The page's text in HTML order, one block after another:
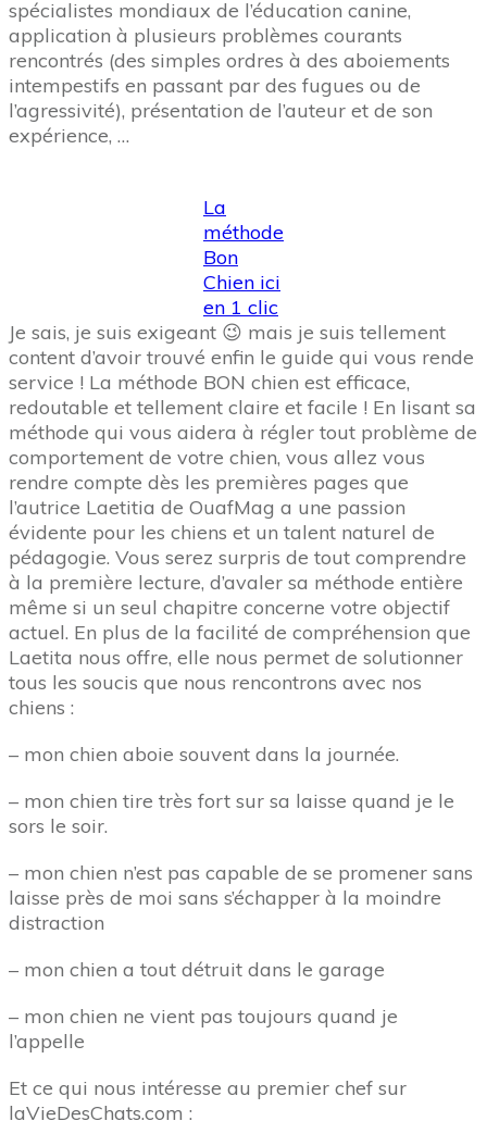
spécialistes mondiaux de l’éducation canine,
application à plusieurs problèmes courants
rencontrés (des simples ordres à des aboiements
intempestifs en passant par des fugues ou de
l’agressivité), présentation de l’auteur et de son
expérience, …
La
méthode
Bon
Chien ici
en 1 clic
Je sais, je suis exigeant 😉 mais je suis tellement
content d’avoir trouvé enfin le guide qui vous rende
service ! La méthode BON chien est efficace,
redoutable et tellement claire et facile ! En lisant sa
méthode qui vous aidera à régler tout problème de
comportement de votre chien, vous allez vous
rendre compte dès les premières pages que
l’autrice Laetitia de OuafMag a une passion
évidente pour les chiens et un talent naturel de
pédagogie. Vous serez surpris de tout comprendre
à la première lecture, d’avaler sa méthode entière
même si un seul chapitre concerne votre objectif
actuel. En plus de la facilité de compréhension que
Laetita nous offre, elle nous permet de solutionner
tous les soucis que nous rencontrons avec nos
chiens :
– mon chien aboie souvent dans la journée.
– mon chien tire très fort sur sa laisse quand je le
sors le soir.
– mon chien n’est pas capable de se promener sans
laisse près de moi sans s’échapper à la moindre
distraction
– mon chien a tout détruit dans le garage
– mon chien ne vient pas toujours quand je
l’appelle
Et ce qui nous intéresse au premier chef sur
laVieDesChats.com :